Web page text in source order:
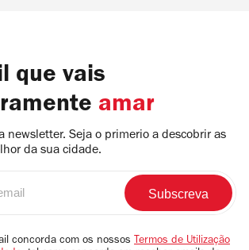
que vais
amar
newsletter. Seja o primerio a descobrir as
da sua cidade.
concorda com os nossos Termos de Utilização